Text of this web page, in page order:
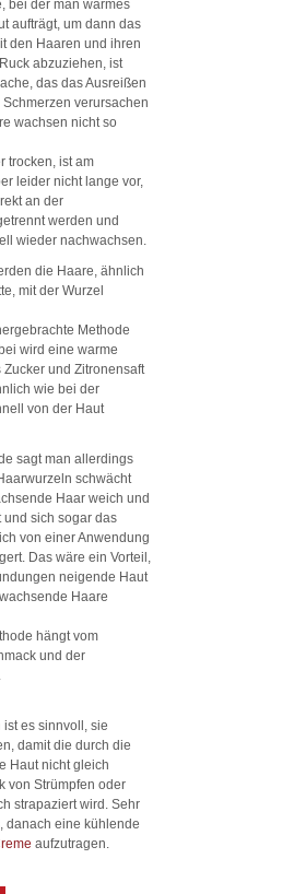
bei der man warmes
aufträgt, um dann das
den Haaren und ihren
abzuziehen, ist
das das Ausreißen
verursachen
wachsen nicht so
trocken, ist am
leider nicht lange vor,
an der
werden und
wieder nachwachsen.
die Haare, ähnlich
mit der Wurzel
Methode
wird eine warme
und Zitronensaft
wie bei der
von der Haut
sagt man allerdings
schwächt
Haar weich und
und sich sogar das
von einer Anwendung
Das wäre ein Vorteil,
neigende Haut
Haare
hängt vom
und der
es sinnvoll, sie
damit die durch die
Haut nicht gleich
von Strümpfen oder
strapaziert wird. Sehr
danach eine kühlende
aufzutragen.